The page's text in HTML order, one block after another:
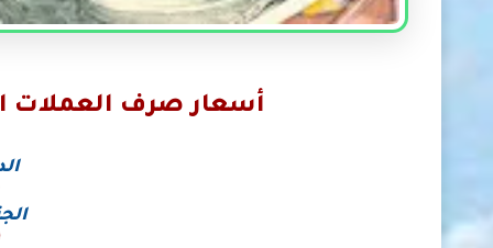
أسعار صرف العملات